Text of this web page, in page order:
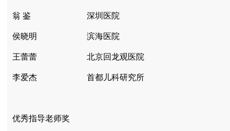
翁 鉴 深圳医院
侯晓明 滨海医院
王蕾蕾 北京回龙观医院
李爱杰 首都儿科研究所
优秀指导老师奖